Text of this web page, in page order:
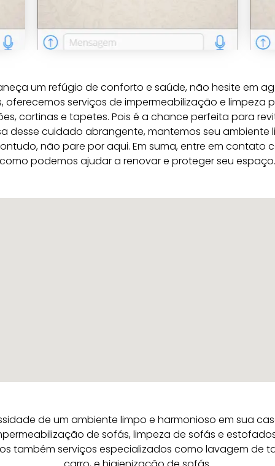
um refúgio de conforto e saúde, não hesite em
oferecemos serviços de impermeabilização e limpeza
cortinas e tapetes. Pois é a chance perfeita para
desse cuidado abrangente, mantemos seu ambiente
não pare por aqui. Em suma, entre em contato
como podemos ajudar a renovar e proteger seu espaço.
de um ambiente limpo e harmonioso em sua
de sofás, limpeza de sofás e
também serviços especializados como lavagem de